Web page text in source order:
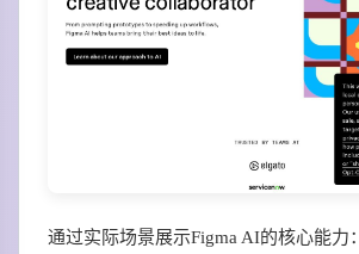
通过实际场景展示Figma AI的核心能力：